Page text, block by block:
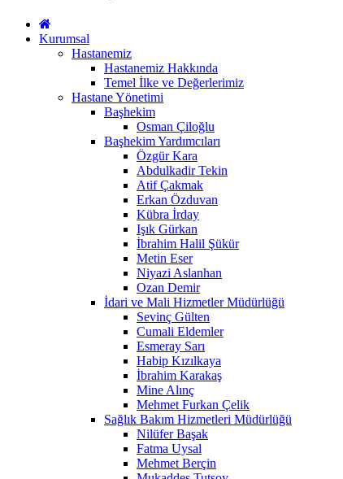
Kurumsal
Hastanemiz
Hastanemiz Hakkında
Temel İlke ve Değerlerimiz
Hastane Yönetimi
Başhekim
Osman Çiloğlu
Başhekim Yardımcıları
Özgür Kara
Abdulkadir Tekin
Atif Çakmak
Erkan Özduvan
Kübra İrday
Işık Gürkan
İbrahim Halil Şükür
Metin Eser
Niyazi Aslanhan
Ozan Demir
İdari ve Mali Hizmetler Müdürlüğü
Sevinç Gülten
Cumali Eldemler
Esmeray Sarı
Habip Kızılkaya
İbrahim Karakaş
Mine Alınç
Mehmet Furkan Çelik
Sağlık Bakım Hizmetleri Müdürlüğü
Nilüfer Başak
Fatma Uysal
Mehmet Berçin